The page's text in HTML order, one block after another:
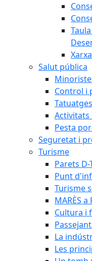
Salut pública
Control i
Activitats
Pesta
Seguretat i
Turisme
Parets D-
Punt
Turisme
MARÈS a
Cultura i
La
Les